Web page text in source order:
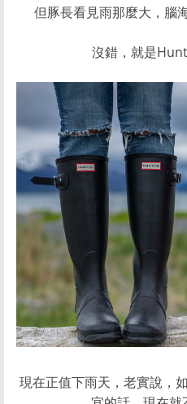
但豚長看見雨那麼大，腦
沒錯，就是
現在正值下雨天，老實說，